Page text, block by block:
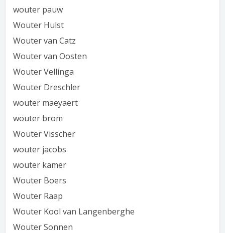
wouter pauw
Wouter Hulst
Wouter van Catz
Wouter van Oosten
Wouter Vellinga
Wouter Dreschler
wouter maeyaert
wouter brom
Wouter Visscher
wouter jacobs
wouter kamer
Wouter Boers
Wouter Raap
Wouter Kool van Langenberghe
Wouter Sonnen